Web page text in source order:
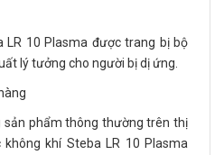
LR 10 Plasma được trang bị bộ
lý tưởng cho người bị dị ứng.
sản phẩm thông thường trên thị
khí Steba LR 10 Plasma